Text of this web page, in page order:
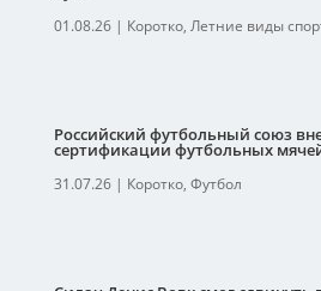
01.08.26| Коротко, Летние виды
Российский футбольный союз
сертификации футбольных
31.07.26| Коротко, Футбол